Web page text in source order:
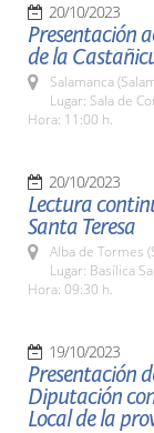
20/10/2023
Presentación
de la
Salamanca
Lugar: Sala de
Hora: 11:00 h.
20/10/2023
Lectura
Santa Teresa
Alba de Tormes
Lugar: Basílica
Hora: 09:30 h.
19/10/2023
Presentación
Diputación
Local de la